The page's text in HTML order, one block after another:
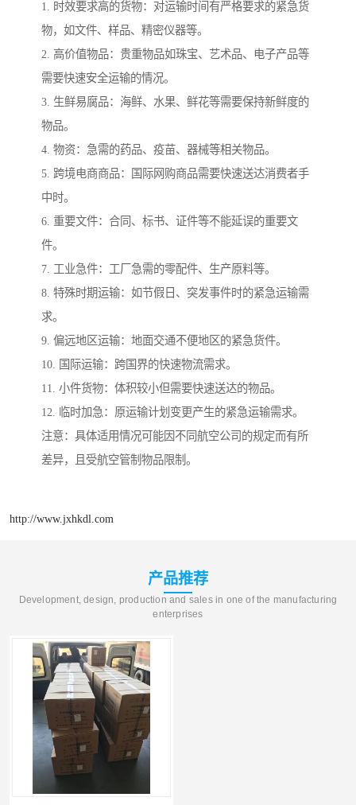
1. 时效要求高的货物：对运输时间有严格要求的紧急货
物，如文件、样品、精密仪器等。
2. 高价值物品：贵重物品如珠宝、艺术品、电子产品等
需要快速安全运输的情况。
3. 生鲜易腐品：海鲜、水果、鲜花等需要保持新鲜度的
物品。
4. 物资：急需的药品、疫苗、器械等相关物品。
5. 跨境电商商品：国际网购商品需要快速送达消费者手
中时。
6. 重要文件：合同、标书、证件等不能延误的重要文
件。
7. 工业急件：工厂急需的零配件、生产原料等。
8. 特殊时期运输：如节假日、突发事件时的紧急运输需
求。
9. 偏远地区运输：地面交通不便地区的紧急货件。
10. 国际运输：跨国界的快速物流需求。
11. 小件货物：体积较小但需要快速送达的物品。
12. 临时加急：原运输计划变更产生的紧急运输需求。
注意：具体适用情况可能因不同航空公司的规定而有所
差异，且受航空管制物品限制。
http://www.jxhkdl.com
产品推荐
Development, design, production and sales in one of the manufacturing
enterprises